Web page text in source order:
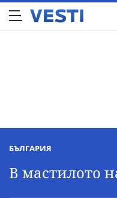
БЪЛГАРИЯ
В мастилото